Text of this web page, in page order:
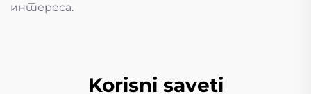
интереса.
Korisni saveti